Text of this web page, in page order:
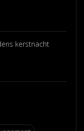
kerstnacht